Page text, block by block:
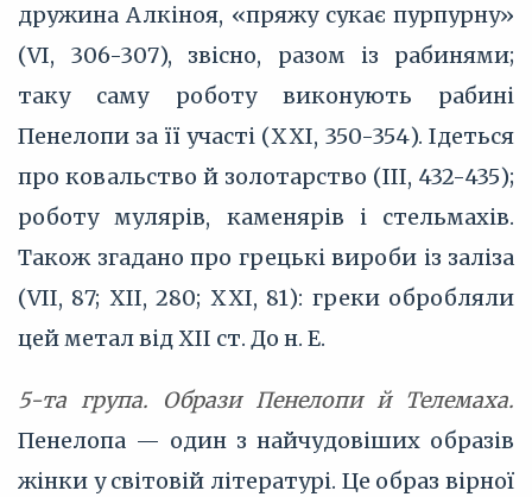
дружина Алкіноя, «пряжу сукає пурпурну»
(VI, 306-307), звісно, разом із рабинями;
таку саму роботу виконують рабині
Пенелопи за її участі (XXI, 350-354). Ідеться
про ковальство й золотарство (III, 432-435);
роботу мулярів, каменярів і стельмахів.
Також згадано про грецькі вироби із заліза
(VII, 87; XII, 280; XXI, 81): греки обробляли
цей метал від XII ст. До н. Е.
5-та група. Образи Пенелопи й Телемаха.
Пенелопа — один з найчудовіших образів
жінки у світовій літературі. Це образ вірної